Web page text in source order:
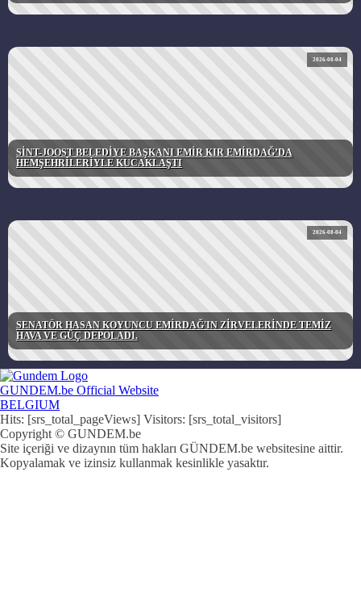
2026-08-04
SİNT-JOOST BELEDİYE BAŞKANI EMİR KIR EMİRDAĞ’DA
HEMŞEHRİLERİYLE KUCAKLAŞTI
2026-08-04
SENATÖR HASAN KOYUNCU EMİRDAĞ'IN ZİRVELERİNDE TEMİZ
HAVA VE GÜÇ DEPOLADI.
GUNDEM.be Official Website
BELGIUM
Hits: [srs_total_pageViews] Visitors: [srs_total_visitors]
Copyright © GUNDEM.be
Site içeriği ve dizaynın tüm hakları GÜNDEM.be websitesine aittir.
Kopyalamak ve izinsiz kullanmak kesinlikle yasaktır.